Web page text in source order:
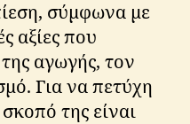
σύμφωνα με
αξίες που
αγωγής, τον
Για να πετύχη
της είναι